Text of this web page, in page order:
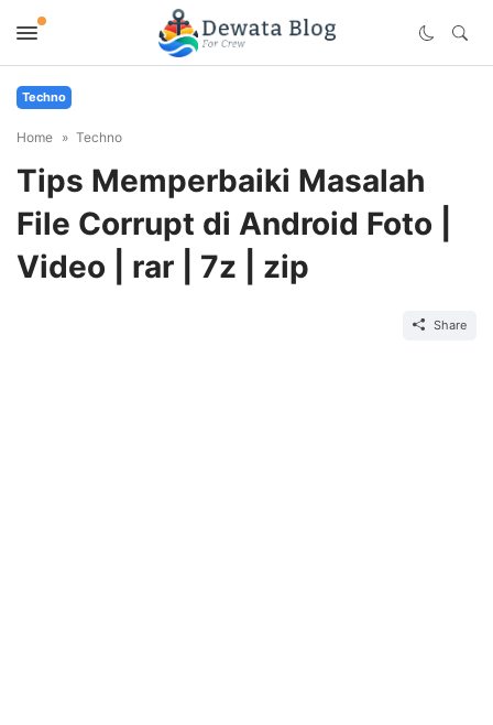
Techno
Home Techno
Tips Memperbaiki Masalah
File Corrupt di Android Foto |
Video | rar | 7z | zip
Share